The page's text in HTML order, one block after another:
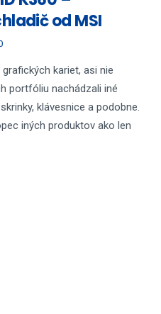
od MSI
kariet, asi nie
portfóliu nachádzali iné
klávesnice a podobne.
iných produktov ako len